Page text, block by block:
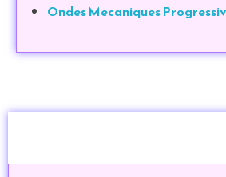
Ondes Mecaniques